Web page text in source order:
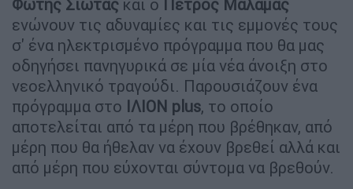
Φώτης Σιώτας και ο Πέτρος Μάλαμας
ενώνουν τις αδυναμίες και τις εμμονές τους
σ' ένα ηλεκτρισμένο πρόγραμμα που θα μας
οδηγήσει πανηγυρικά σε μία νέα άνοιξη στο
νεοελληνικό τραγούδι. Παρουσιάζουν ένα
πρόγραμμα στο ΙΛΙΟΝ plus, το οποίο
αποτελείται από τα μέρη που βρέθηκαν, από
μέρη που θα ήθελαν να έχουν βρεθεί αλλά και
από μέρη που εύχονται σύντομα να βρεθούν.